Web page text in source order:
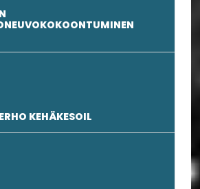
KEHÄKESOIL